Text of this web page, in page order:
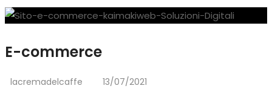
E-commerce
lacremadelcaffe 13/07/2021